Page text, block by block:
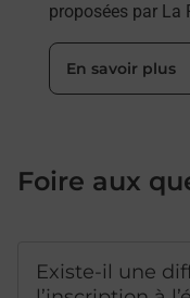
proposées par La
En savoir plus
Foire aux
Existe-il une